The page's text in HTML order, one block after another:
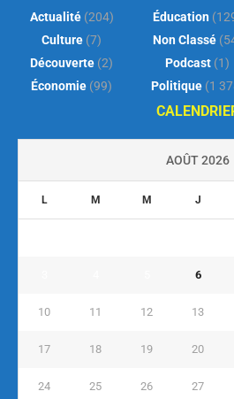
Actualité(204)
Culture (7)
Découverte (2)
Économie (99)
Éducation
Non Classé
Podcast (1)
Politique(1
AOÛT 2026
L M M J
6
10 11 12 13
17 18 19 20
24 25 26 27